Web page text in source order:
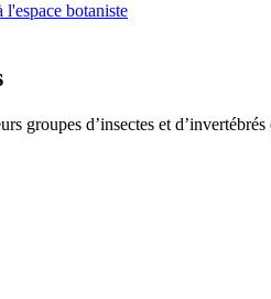
l'espace botaniste
groupes d’insectes et